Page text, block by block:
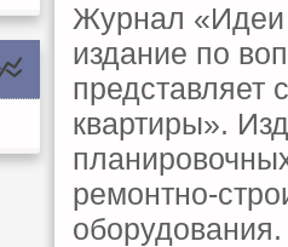
Журнал «Идеи
издание по
представляет
квартиры».
ремонтно-
оборудования.